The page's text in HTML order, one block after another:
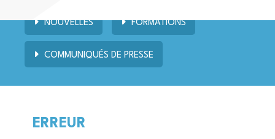
NOUVELLES FORMATIONS
COMMUNIQUÉS DE PRESSE
ERREUR